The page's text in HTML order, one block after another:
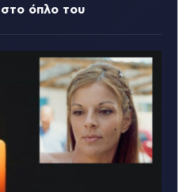
όπλο του